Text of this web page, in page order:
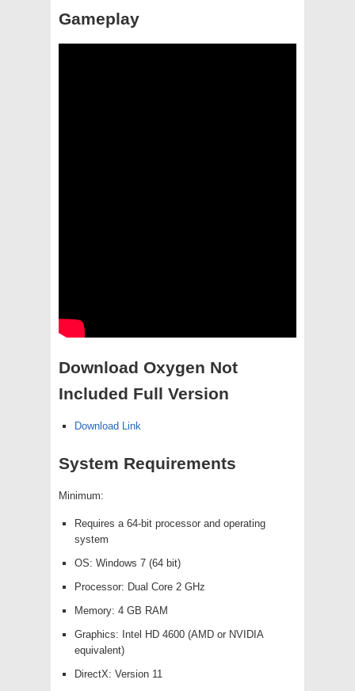
Gameplay
Download Oxygen Not
Included Full Version
Download Link
System Requirements
Minimum:
Requires a 64-bit processor and operating
system
OS: Windows 7 (64 bit)
Processor: Dual Core 2 GHz
Memory: 4 GB RAM
Graphics: Intel HD 4600 (AMD or NVIDIA
equivalent)
DirectX: Version 11